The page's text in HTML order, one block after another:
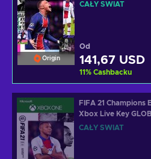
Origin
CAŁY ŚWIAT
Od
141,67 USD
11% Cashbacku
FIFA 21 Champions
Xbox Live Key
CAŁY ŚWIAT